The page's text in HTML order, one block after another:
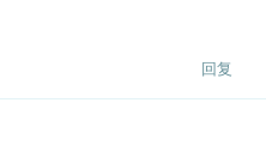
回复